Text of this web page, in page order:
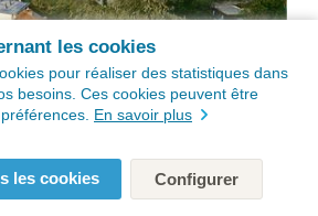
les cookies
pour réaliser des statistiques dans
besoins. Ces cookies peuvent être
En savoir plus
les cookies Configurer